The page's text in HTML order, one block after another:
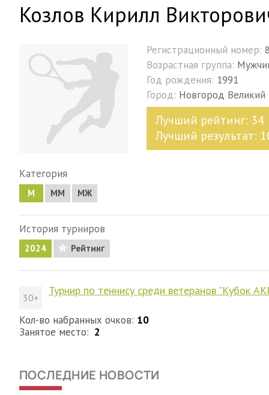
Козлов Кирилл
Регистрационный номер:
Возрастная группа:
Год рождения: 1991
Город: Новгород Великий
Лучший рейтинг: 34
Лучший результат:
Категория
М MM МЖ
История турниров
2024 Рейтинг
30+
Турнир по теннису среди ветеранов "Кубок
Кол-во набранных очков: 10
Занятое место: 2
ПОСЛЕДНИЕ НОВОСТИ